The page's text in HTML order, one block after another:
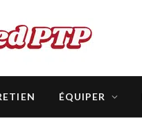
ÉQUIPER